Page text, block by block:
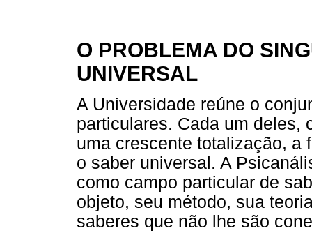
O PROBLEMA DO
UNIVERSAL
A Universidade reúne o
particulares. Cada um deles,
uma crescente totalização, a
o saber universal. A
como campo particular de
objeto, seu método, sua
saberes que não lhe são